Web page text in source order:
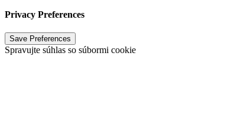
Privacy Preferences
Spravujte súhlas so súbormi cookie